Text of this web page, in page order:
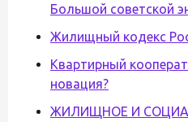
Большой советской
Жилищный кодекс
Квартирный
новация?
ЖИЛИЩНОЕ И